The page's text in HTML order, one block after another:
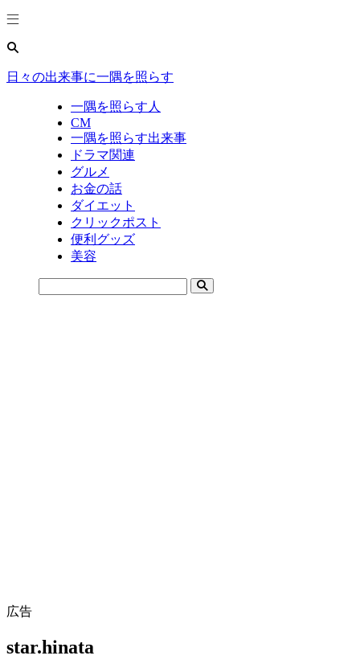
日々の出来事に一隅を照らす
一隅を照らす人
CM
一隅を照らす出来事
ドラマ関連
グルメ
お金の話
ダイエット
クリックポスト
便利グッズ
美容
広告
star.hinata